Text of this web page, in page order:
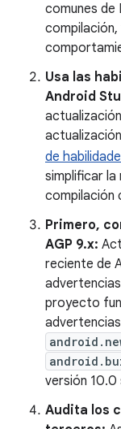
comunes de
Usa las
Android
de
simplificar la
compilación
Primero,
AGP 9.x:
reciente de
proyecto
versión 10.0
Audita los